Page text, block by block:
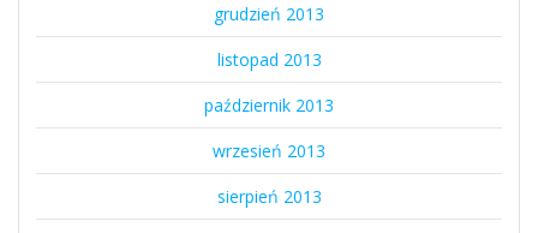
grudzień 2013
listopad 2013
październik 2013
wrzesień 2013
sierpień 2013